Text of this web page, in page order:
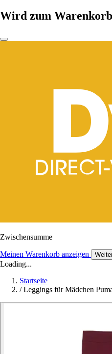
Wird zum
Zwischensumme
Meinen Warenkorb anzeigen
Loading...
Startseite
/ Leggings für Mädchen